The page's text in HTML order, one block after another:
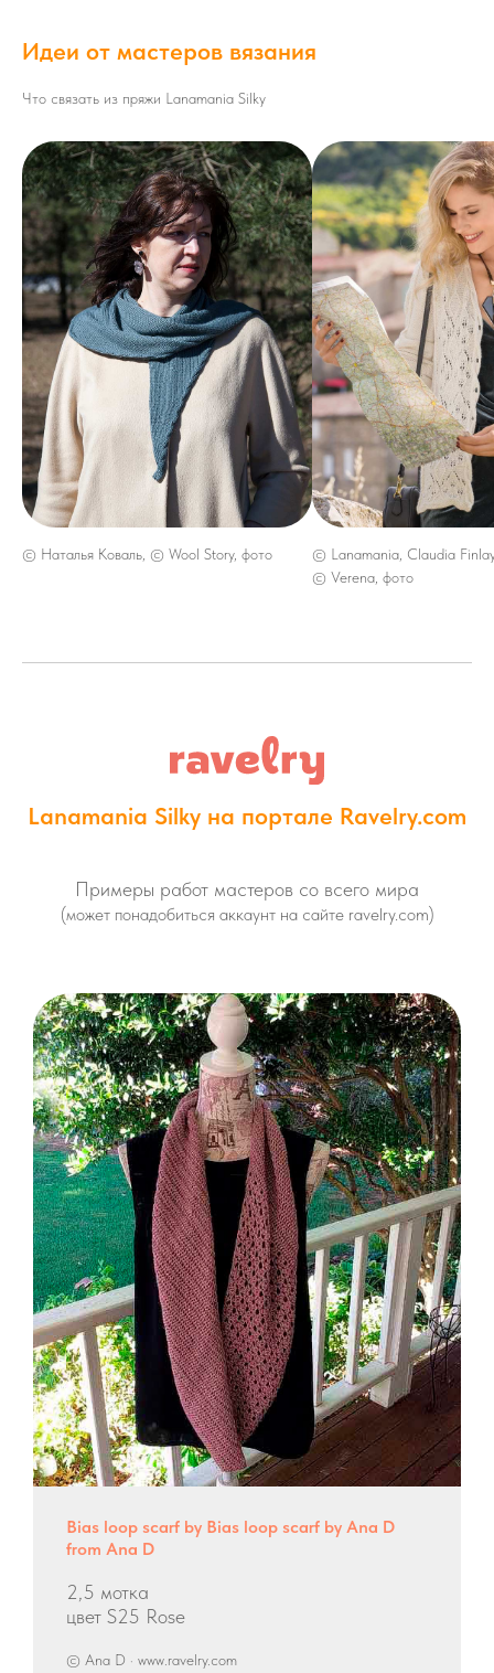
Идеи от мастеров вязания
Что связать из пряжи Lanamania Silky
© Наталья Коваль, © Wool Story, фото
© Lanamania, Claudia
© Verena, фото
Lanamania Silky на портале Ravelry.com
Примеры работ мастеров со всего мира
(может понадобиться аккаунт на сайте ravelry.com)
Bias loop scarf by Bias loop scarf by Ana D
from Ana D
2,5 мотка
цвет S25 Rose
© Ana D · www.ravelry.com